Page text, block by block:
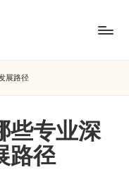
展路径
些专业深
路径